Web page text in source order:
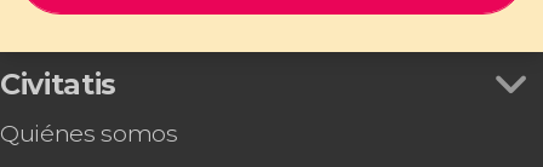
Civitatis
Quiénes somos